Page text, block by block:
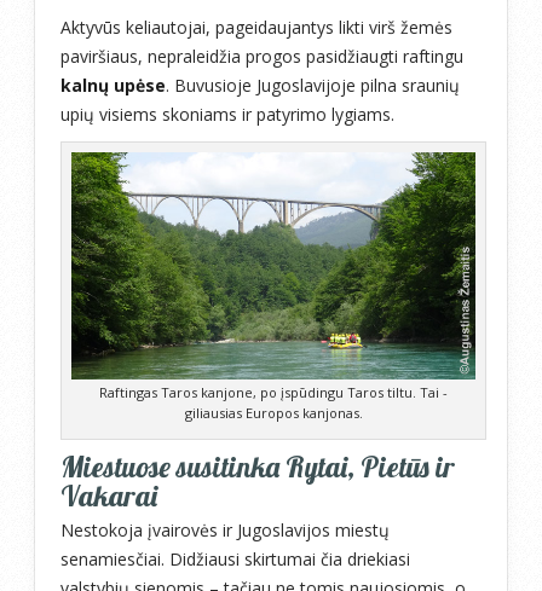
Aktyvūs keliautojai, pageidaujantys likti virš žemės
paviršiaus, nepraleidžia progos pasidžiaugti raftingu
kalnų upėse. Buvusioje Jugoslavijoje pilna sraunių
upių visiems skoniams ir patyrimo lygiams.
Raftingas Taros kanjone, po įspūdingu Taros tiltu. Tai -
giliausias Europos kanjonas.
Miestuose susitinka Rytai, Pietūs ir
Vakarai
Nestokoja įvairovės ir Jugoslavijos miestų
senamiesčiai. Didžiausi skirtumai čia driekiasi